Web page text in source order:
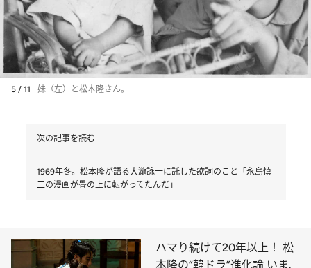
5 / 11 妹（左）と松本隆さん。
次の記事を読む
1969年冬。松本隆が語る大瀧詠一に託した歌詞のこと「永島慎
二の漫画が畳の上に転がってたんだ」
ハマり続けて20年以上！ 松
本隆の“韓ドラ”進化論 いま、